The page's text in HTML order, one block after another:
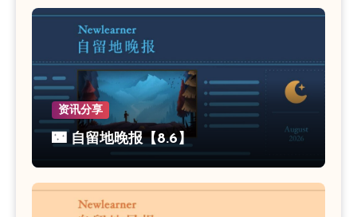
资讯分享
🌃 自留地晚报【8.6】